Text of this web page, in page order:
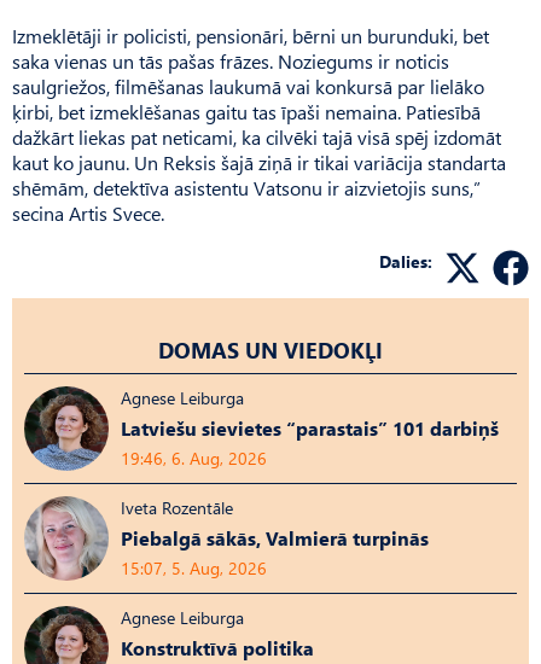
Izmeklētāji ir policisti, pensionāri, bērni un burunduki, bet
saka vienas un tās pašas frāzes. Noziegums ir noticis
saulgriežos, filmēšanas laukumā vai konkursā par lielāko
ķirbi, bet izmeklēšanas gaitu tas īpaši nemaina. Patiesībā
dažkārt liekas pat neticami, ka cilvēki tajā visā spēj izdomāt
kaut ko jaunu. Un Reksis šajā ziņā ir tikai variācija standarta
shēmām, detektīva asistentu Vat­sonu ir aizvietojis suns,”
secina Artis Svece.
Dalies:
DOMAS UN VIEDOKĻI
Agnese Leiburga
Latviešu sievietes “parastais” 101 darbiņš
19:46, 6. Aug, 2026
Iveta Rozentāle
Piebalgā sākās, Valmierā turpinās
15:07, 5. Aug, 2026
Agnese Leiburga
Konstruktīvā politika